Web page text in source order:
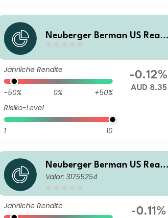
Neuberger Berman US Real
A (Monthly) Distributing Cla
ss
Jährliche Rendite
-50% 0%
+50%
Risiko-Level
1 10
-0.12%
AUD 8.35
Neuberger Berman US Real
Estate Securities Fund USD E
Valor: 31755254
Jährliche Rendite -0.11%